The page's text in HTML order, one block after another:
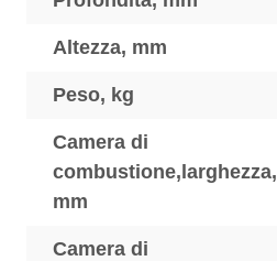
Altezza, mm
Peso, kg
Camera di
combustione,larghezza,
mm
Camera di